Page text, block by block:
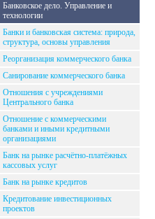
Банковское дело. Управление и
технологии
Банки и банковская система: природа,
структура, основы управления
Реорганизация коммерческого банка
Санирование коммерческого банка
Отношения с учреждениями
Центрального банка
Отношение с коммерческими
банками и иными кредитными
организациями
Банк на рынке расчётно-платёжных
кассовых услуг
Банк на рынке кредитов
Кредитование инвестиционных
проектов